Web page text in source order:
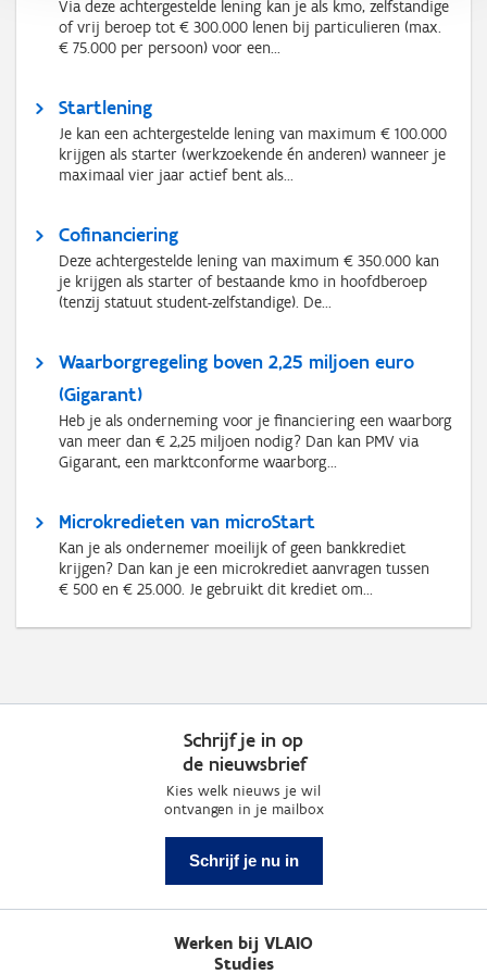
Via deze achtergestelde lening kan je als kmo, zelfstandige
of vrij beroep tot € 300.000 lenen bij particulieren (max.
€ 75.000 per persoon) voor een...
Startlening
Je kan een achtergestelde lening van maximum € 100.000
krijgen als starter (werkzoekende én anderen) wanneer je
maximaal vier jaar actief bent als...
Cofinanciering
Deze achtergestelde lening van maximum € 350.000 kan
je krijgen als starter of bestaande kmo in hoofdberoep
(tenzij statuut student-zelfstandige). De...
Waarborgregeling boven 2,25 miljoen euro
(Gigarant)
Heb je als onderneming voor je financiering een waarborg
van meer dan € 2,25 miljoen nodig? Dan kan PMV via
Gigarant, een marktconforme waarborg...
Microkredieten van microStart
Kan je als ondernemer moeilijk of geen bankkrediet
krijgen? Dan kan je een microkrediet aanvragen tussen
€ 500 en € 25.000. Je gebruikt dit krediet om...
Schrijf je in op
de nieuwsbrief
Kies welk nieuws je wil
ontvangen in je mailbox
Schrijf je nu in
Werken bij VLAIO
Studies